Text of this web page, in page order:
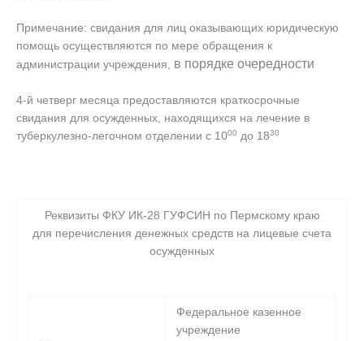
Примечание: свидания для лиц оказывающих юридическую
помощь осуществляются по мере обращения к
администрации учреждения, в порядке очередности
4-й четверг месяца предоставляются краткосрочные
свидания для осужденных, находящихся на лечение в
туберкулезно-легочном отделении с 1000 до 1830
Реквизиты ФКУ ИК-28 ГУФСИН по Пермскому краю
для перечисления денежных средств на лицевые счета
осужденных
Федеральное казенное
учреждение